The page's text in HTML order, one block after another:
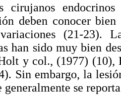
cirujanos
deben conocer
(21-23).
han sido muy bien
y col., (1977)
Sin embargo, la
generalmente se